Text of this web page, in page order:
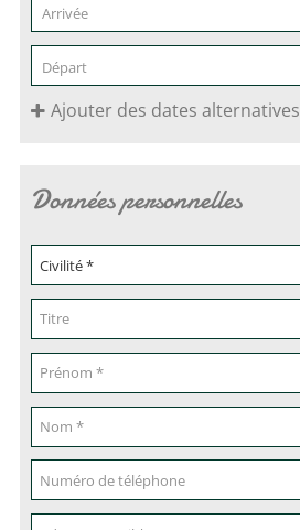
Ajouter des dates alternatives
Données personnelles